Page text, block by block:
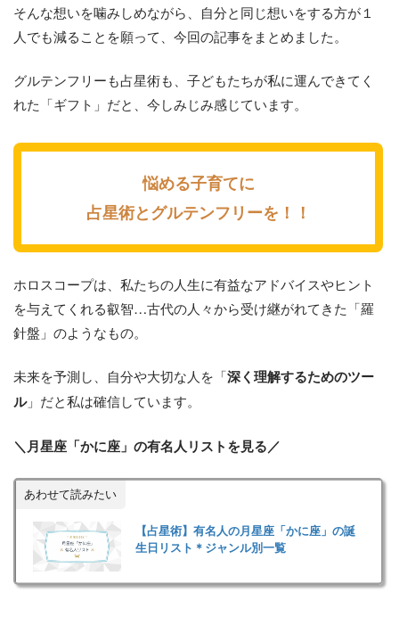
そんな想いを噛みしめながら、自分と同じ想いをする方が１
人でも減ることを願って、今回の記事をまとめました。
グルテンフリーも占星術も、子どもたちが私に運んできてく
れた「ギフト」だと、今しみじみ感じています。
悩める子育てに
占星術とグルテンフリーを！！
ホロスコープは、私たちの人生に有益なアドバイスやヒント
を与えてくれる叡智…古代の人々から受け継がれてきた「羅
針盤」のようなもの。
未来を予測し、自分や大切な人を「深く理解するためのツー
ル」だと私は確信しています。
＼月星座「かに座」の有名人リストを見る／
あわせて読みたい
【占星術】有名人の月星座「かに座」の誕
生日リスト＊ジャンル別一覧